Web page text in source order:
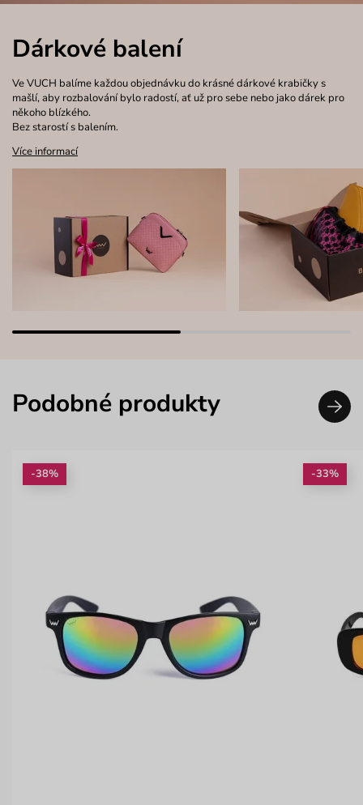
Dárkové balení
Ve VUCH balíme každou objednávku do krásné dárkové krabičky s
mašlí, aby rozbalování bylo radostí, ať už pro sebe nebo jako dárek pro
někoho blízkého.
Bez starostí s balením.
Více informací
Podobné produkty
-38% -33%